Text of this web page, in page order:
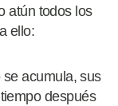
atún todos los
ello:
acumula, sus
después